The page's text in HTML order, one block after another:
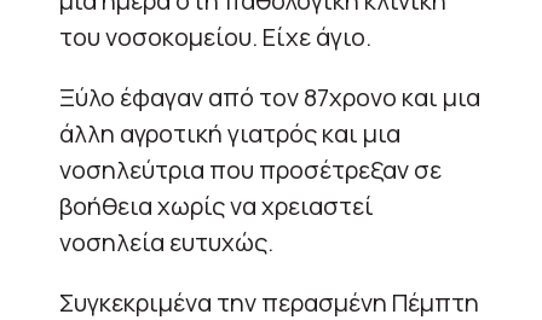
του νοσοκομείου. Είχε άγιο.
Ξύλο έφαγαν από τον 87χρονο και μια
άλλη αγροτική γιατρός και μια
νοσηλεύτρια που προσέτρεξαν σε
βοήθεια χωρίς να χρειαστεί
νοσηλεία ευτυχώς.
Συγκεκριμένα την περασμένη Πέμπτη